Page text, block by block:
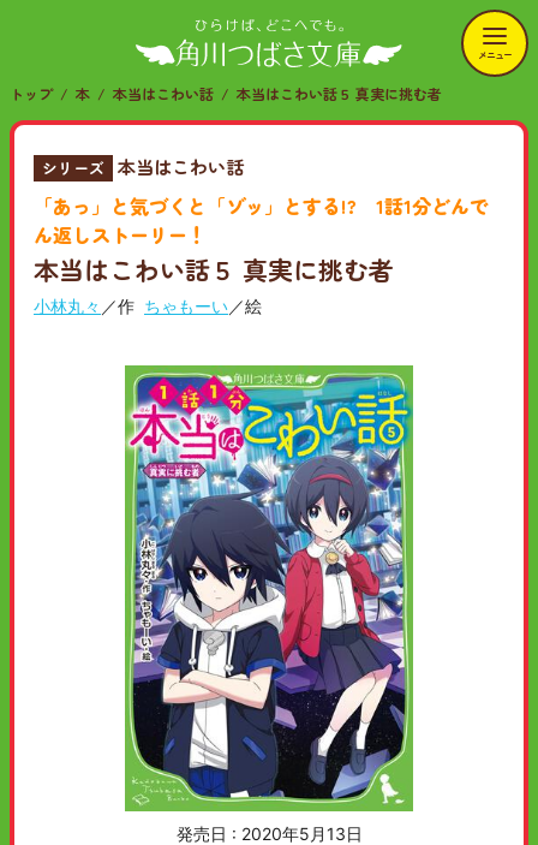
メニュー
トップ 本 本当はこわい話 本当はこわい話５ 真実に挑む者
シリーズ 本当はこわい話
「あっ」と気づくと「ゾッ」とする!? 1話1分どんで
ん返しストーリー！
本当はこわい話５ 真実に挑む者
小林丸々 ／作 ちゃもーい／絵
発売日 : 2020年5月13日